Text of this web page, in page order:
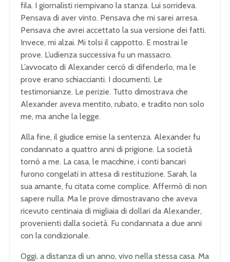
fila. I giornalisti riempivano la stanza. Lui sorrideva.
Pensava di aver vinto. Pensava che mi sarei arresa.
Pensava che avrei accettato la sua versione dei fatti.
Invece, mi alzai. Mi tolsi il cappotto. E mostrai le
prove. L’udienza successiva fu un massacro.
L’avvocato di Alexander cercò di difenderlo, ma le
prove erano schiaccianti. I documenti. Le
testimonianze. Le perizie. Tutto dimostrava che
Alexander aveva mentito, rubato, e tradito non solo
me, ma anche la legge.
Alla fine, il giudice emise la sentenza. Alexander fu
condannato a quattro anni di prigione. La società
tornò a me. La casa, le macchine, i conti bancari
furono congelati in attesa di restituzione. Sarah, la
sua amante, fu citata come complice. Affermò di non
sapere nulla. Ma le prove dimostravano che aveva
ricevuto centinaia di migliaia di dollari da Alexander,
provenienti dalla società. Fu condannata a due anni
con la condizionale.
Oggi, a distanza di un anno, vivo nella stessa casa. Ma